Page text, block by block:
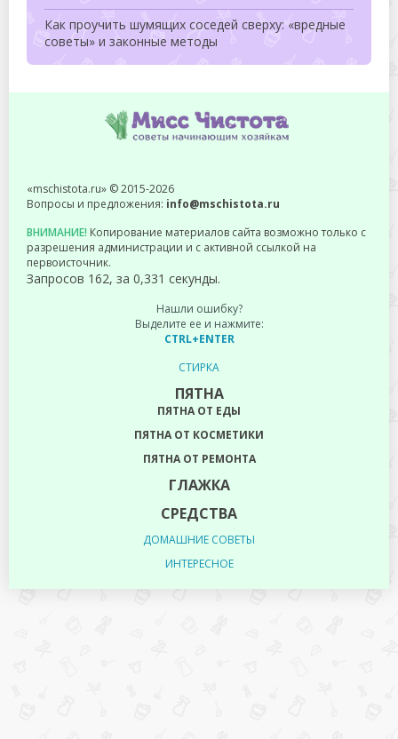
Как проучить шумящих соседей сверху: «вредные
советы» и законные методы
«mschistota.ru» © 2015-2026
Вопросы и предложения: info@mschistota.ru
ВНИМАНИЕ! Копирование материалов сайта возможно только с
разрешения администрации и с активной ссылкой на
первоисточник.
Запросов 162, за 0,331 секунды.
Нашли ошибку?
Выделите ее и нажмите:
CTRL+ENTER
СТИРКА
ПЯТНА
ПЯТНА ОТ ЕДЫ
ПЯТНА ОТ КОСМЕТИКИ
ПЯТНА ОТ РЕМОНТА
ГЛАЖКА
СРЕДСТВА
ДОМАШНИЕ СОВЕТЫ
ИНТЕРЕСНОЕ